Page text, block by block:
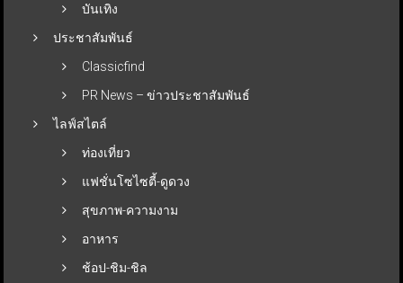
บันเทิง
ประชาสัมพันธ์
Classicfind
PR News – ข่าวประชาสัมพันธ์
ไลฟ์สไตล์
ท่องเที่ยว
แฟชั่นโซไซตี้-ดูดวง
สุขภาพ-ความงาม
อาหาร
ช้อป-ชิม-ชิล